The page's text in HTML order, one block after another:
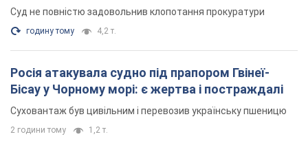
Суд не повністю задовольнив клопотання прокуратури
годину тому 4,2 т.
Росія атакувала судно під прапором Гвінеї-
Бісау у Чорному морі: є жертва і постраждалі
Суховантаж був цивільним і перевозив українську пшеницю
2 години тому 1,2 т.